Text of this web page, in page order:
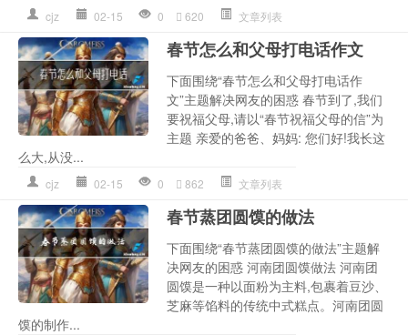
cjz 02-15 0 620 文章列表
春节怎么和父母打电话作文
下面围绕“春节怎么和父母打电话作
文”主题解决网友的困惑 春节到了,我们
要祝福父母,请以“春节祝福父母的信”为
主题 亲爱的爸爸、妈妈: 您们好!我长这
么大,从没...
cjz 02-15 0 862 文章列表
春节蒸团圆馍的做法
下面围绕“春节蒸团圆馍的做法”主题解
决网友的困惑 河南团圆馍做法 河南团
圆馍是一种以面粉为主料,包裹着豆沙、
芝麻等馅料的传统中式糕点。河南团圆
馍的制作...